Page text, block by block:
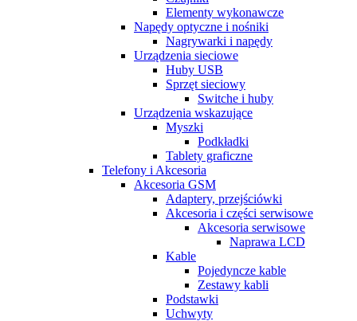
Elementy wykonawcze
Napędy optyczne i nośniki
Nagrywarki i napędy
Urządzenia sieciowe
Huby USB
Sprzęt sieciowy
Switche i huby
Urządzenia wskazujące
Myszki
Podkładki
Tablety graficzne
Telefony i Akcesoria
Akcesoria GSM
Adaptery, przejściówki
Akcesoria i części serwisowe
Akcesoria serwisowe
Naprawa LCD
Kable
Pojedyncze kable
Zestawy kabli
Podstawki
Uchwyty